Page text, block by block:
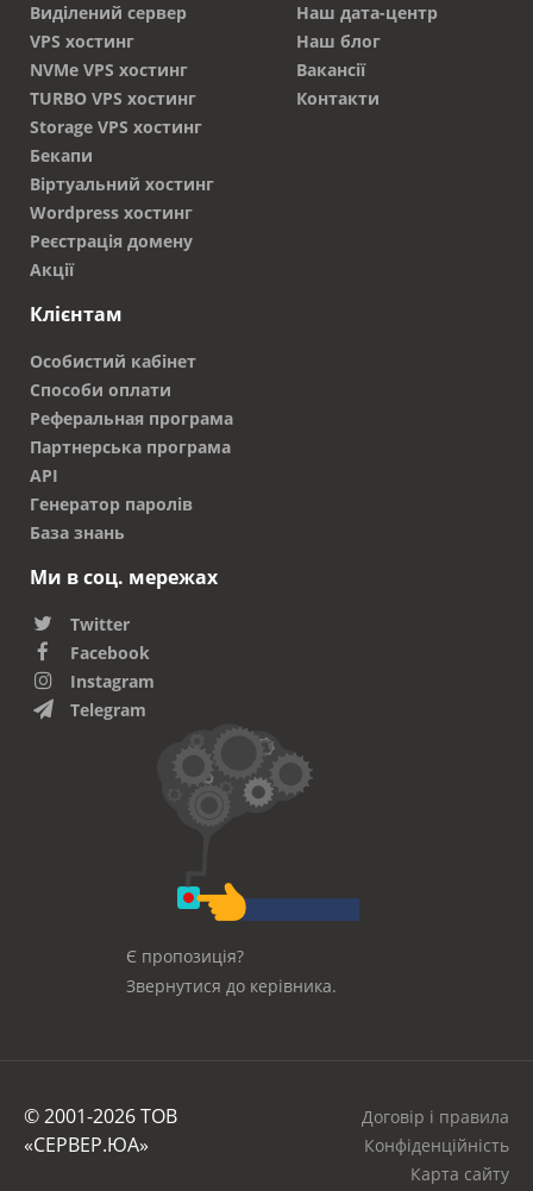
Виділений сервер
VPS хостинг
NVMe VPS хостинг
TURBO VPS хостинг
Storage VPS хостинг
Бекапи
Віртуальний хостинг
Wordpress хостинг
Реєстрація домену
Акції
Наш дата-центр
Наш блог
Вакансії
Контакти
Клієнтам
Особистий кабінет
Способи оплати
Реферальная програма
Партнерська програма
API
Генератор паролів
База знань
Ми в соц. мережах
Twitter
Facebook
Instagram
Telegram
Є пропозиція?
Звернутися до керівника.
© 2001-2026 ТОВ
«СЕРВЕР.ЮА»
Договір і правила
Конфіденційність
Карта сайту